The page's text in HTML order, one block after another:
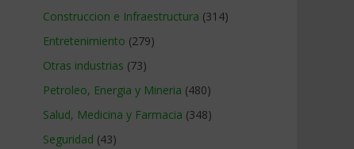
Construccion e Infraestructura (314)
Entretenimiento (279)
Otras industrias (73)
Petroleo, Energia y Mineria (480)
Salud, Medicina y Farmacia (348)
Seguridad (43)